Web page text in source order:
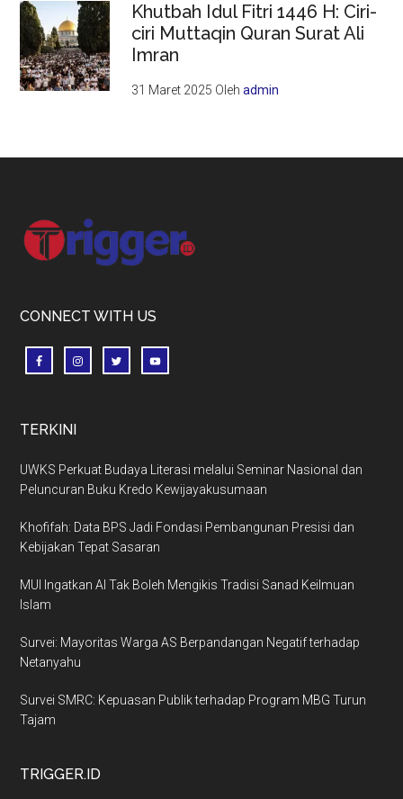
Khutbah Idul Fitri 1446 H: Ciri-
ciri Muttaqin Quran Surat Ali
Imran
31 Maret 2025 Olehadmin
Footer
CONNECT WITH US
TERKINI
UWKS Perkuat Budaya Literasi melalui Seminar Nasional dan
Peluncuran Buku Kredo Kewijayakusumaan
Khofifah: Data BPS Jadi Fondasi Pembangunan Presisi dan
Kebijakan Tepat Sasaran
MUI Ingatkan AI Tak Boleh Mengikis Tradisi Sanad Keilmuan
Islam
Survei: Mayoritas Warga AS Berpandangan Negatif terhadap
Netanyahu
Survei SMRC: Kepuasan Publik terhadap Program MBG Turun
Tajam
TRIGGER.ID